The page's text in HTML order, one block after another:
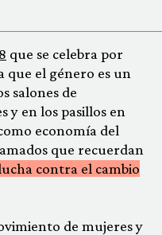
que se celebra por
que el género es un
salones de
y en los pasillos en
economía del
que recuerdan
contra el cambio
de mujeres y